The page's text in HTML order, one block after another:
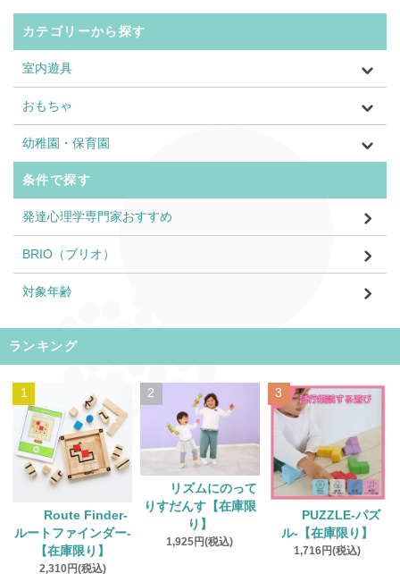
カテゴリーから探す
室内遊具
おもちゃ
幼稚園・保育園
条件で探す
発達心理学専門家おすすめ
BRIO（ブリオ）
対象年齢
ランキング
1
Route Finder‐
ルートファインダー‐
【在庫限り】
2,310円(税込)
2
リズムにのって
りすだんす【在庫限
り】
1,925円(税込)
3
PUZZLE‐パズ
ル‐【在庫限り】
1,716円(税込)